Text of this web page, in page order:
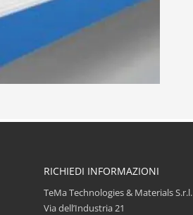
RICHIEDI INFORMAZIONI
TeMa Technologies & Materials S.r.l.
Via dell’Industria 21